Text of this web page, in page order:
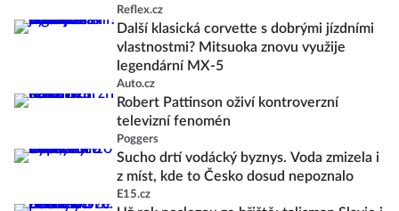
Reflex.cz
Další klasická corvette s dobrými jízdními
vlastnostmi? Mitsuoka znovu využije
legendární MX-5
Auto.cz
Robert Pattinson oživí kontroverzní
televizní fenomén
Poggers
Sucho drtí vodácký byznys. Voda zmizela i
z míst, kde to Česko dosud nepoznalo
E15.cz